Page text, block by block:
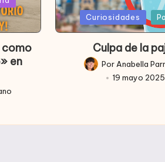
como
en
Publicada
en
Curiosidades
Culpa de la
Publicado
Por Anabella
19 mayo 2025